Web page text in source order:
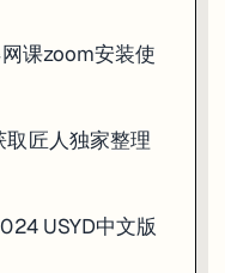
课zoom安装使
取匠人独家整理
USYD中文版